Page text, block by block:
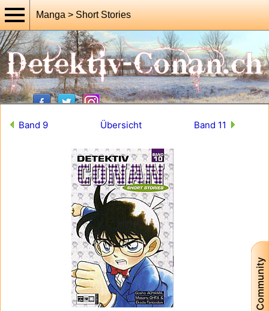
Manga > Short Stories
Community
Band 9 Übersicht Band 11